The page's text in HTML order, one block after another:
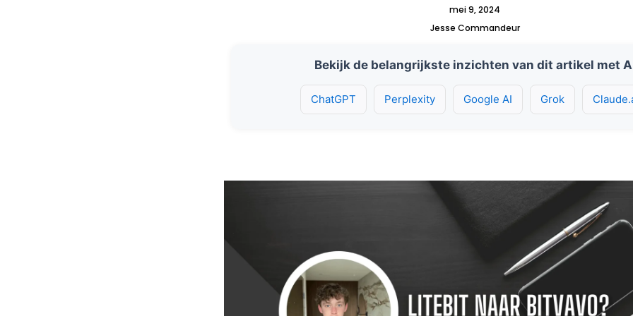
mei 9, 2024
Jesse Commandeur
Bekijk de belangrijkste inzichten van dit artikel met
ChatGPT Perplexity Google AI Grok